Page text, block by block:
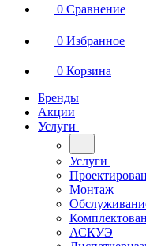
0 Сравнение
0 Избранное
0 Корзина
Бренды
Акции
Услуги
Услуги
Монтаж
АСКУЭ